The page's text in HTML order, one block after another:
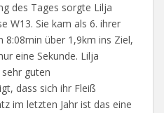
des Tages sorgte Lilja
W13. Sie kam als 6. ihrer
8:08min über 1,9km ins Ziel,
eine Sekunde. Lilja
guten
dass sich ihr Fleiß
im letzten Jahr ist das eine